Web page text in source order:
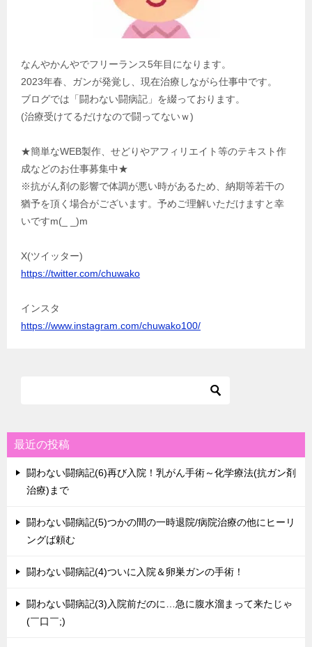
なんやかんやでフリーランス5年目になります。
2023年春、ガンが発覚し、現在治療しながら仕事中です。
ブログでは「闘わない闘病記」を綴っております。
(治療受けてるだけなので闘ってないｗ)
★簡単なWEB製作、せどりやアフィリエイト等のテキスト作
成などのお仕事募集中★
※抗がん剤の影響で体調が悪い時があるため、納期等若干の
猶予を頂く場合がございます。予めご理解いただけますと幸
いですm(_ _)m
X(ツイッター)
https://twitter.com/chuwako
インスタ
https://www.instagram.com/chuwako100/
最近の投稿
闘わない闘病記(6)再び入院！乳がん手術～化学療法(抗ガン剤
治療)まで
闘わない闘病記(5)つかの間の一時退院/病院治療の他にヒーリ
ングば頼む
闘わない闘病記(4)ついに入院＆卵巣ガンの手術！
闘わない闘病記(3)入院前だのに…急に腹水溜まって来たじゃ
(￣口￣;)